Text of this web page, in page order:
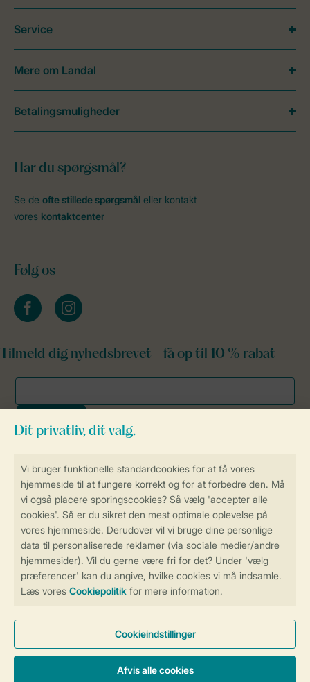
Få en personligt tilpasset oplevelse
på Landal.dk
Sikker og hurtig online booking
Sikker datahåndtering
Har du spørgsmål?
Se de ofte stillede spørgsmål eller kontakt
vores kontaktcenter
Følg os
facebookinstagram
Tilmeld dig nyhedsbrevet - få op til 10 % rabat
Service
Mere om Landal
Betalingsmuligheder